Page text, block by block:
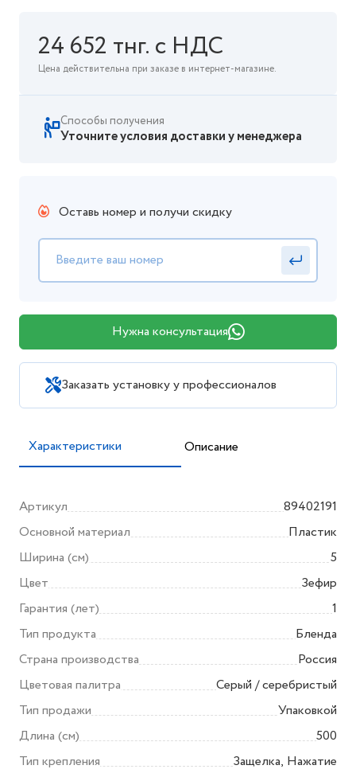
24 652 тнг. с НДС
Цена действительна при заказе в интернет-магазине.
Способы получения
Уточните условия доставки у менеджера
Оставь номер и получи скидку
Нужна консультация
Заказать установку у профессионалов
Характеристики Описание
Артикул
89402191
Основной материал
Пластик
Ширина (см)
5
Цвет
Зефир
Гарантия (лет)
1
Тип продукта
Бленда
Страна производства
Россия
Цветовая палитра
Серый / серебристый
Тип продажи
Упаковкой
Длина (см)
500
Тип крепления
Защелка, Нажатие